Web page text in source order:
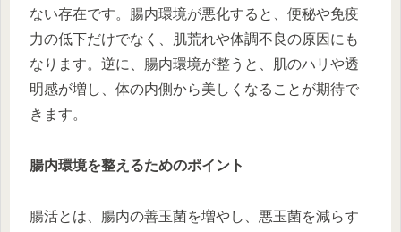
ない存在です。腸内環境が悪化すると、便秘や免疫
力の低下だけでなく、肌荒れや体調不良の原因にも
なります。逆に、腸内環境が整うと、肌のハリや透
明感が増し、体の内側から美しくなることが期待で
きます。
腸内環境を整えるためのポイント
腸活とは、腸内の善玉菌を増やし、悪玉菌を減らす